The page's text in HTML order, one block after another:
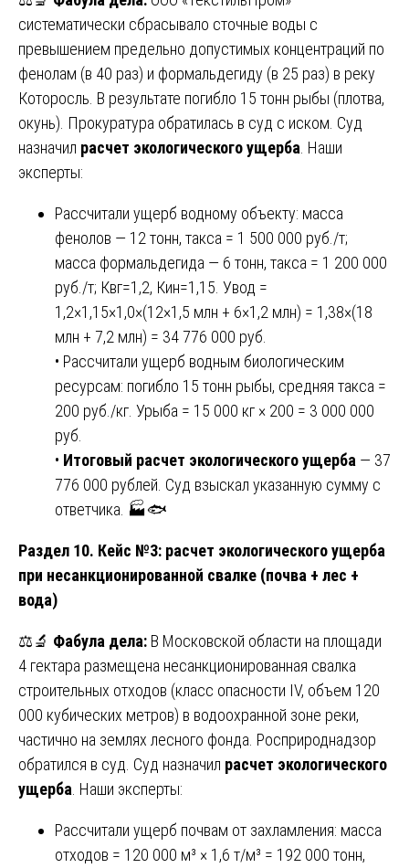
систематически сбрасывало сточные воды с
превышением предельно допустимых концентраций по
фенолам (в 40 раз) и формальдегиду (в 25 раз) в реку
Которосль. В результате погибло 15 тонн рыбы (плотва,
окунь). Прокуратура обратилась в суд с иском. Суд
назначил расчет экологического ущерба . Наши
эксперты:
Рассчитали ущерб водному объекту: масса
фенолов — 12 тонн, такса = 1 500 000 руб./т;
масса формальдегида — 6 тонн, такса = 1 200 000
руб./т; Квг=1,2, Кин=1,15. Увод =
1,2×1,15×1,0×(12×1,5 млн + 6×1,2 млн) = 1,38×(18
млн + 7,2 млн) = 34 776 000 руб.
• Рассчитали ущерб водным биологическим
ресурсам: погибло 15 тонн рыбы, средняя такса =
200 руб./кг. Урыба = 15 000 кг × 200 = 3 000 000
руб.
• Итоговый расчет экологического ущерба — 37
776 000 рублей. Суд взыскал указанную сумму с
ответчика. 🏭🐟
Раздел 10. Кейс №3: расчет экологического ущерба
при несанкционированной свалке (почва + лес +
вода)
⚖️🔬 Фабула дела: В Московской области на площади
4 гектара размещена несанкционированная свалка
строительных отходов (класс опасности IV, объем 120
000 кубических метров) в водоохранной зоне реки,
частично на землях лесного фонда. Росприроднадзор
обратился в суд. Суд назначил расчет экологического
ущерба . Наши эксперты:
Рассчитали ущерб почвам от захламления: масса
отходов = 120 000 м³ × 1,6 т/м³ = 192 000 тонн,